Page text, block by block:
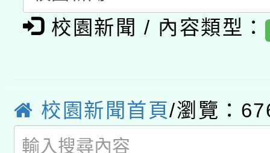
年度健康促進學校輔導
原住民族教育政策研討
轉知教育部國民及學前
新北市政府教育局辦
方素養工作坊新北場」
函轉國立臺灣師範大學
「族語學習班」招生簡
文教學共融平台-教案
件」活動簡章
教育部國民及學前教育
年度COVID-19疫苗接
校園新聞 / 內容類型：
校園新聞首頁/瀏覽：